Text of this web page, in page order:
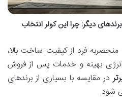
دیگر: چرا این کولر انتخاب
منحصربه فرد از کیفیت ساخت بالا،
انرژی بهینه و خدمات پس از فروش
در مقایسه با بسیاری از برندهای
شود.